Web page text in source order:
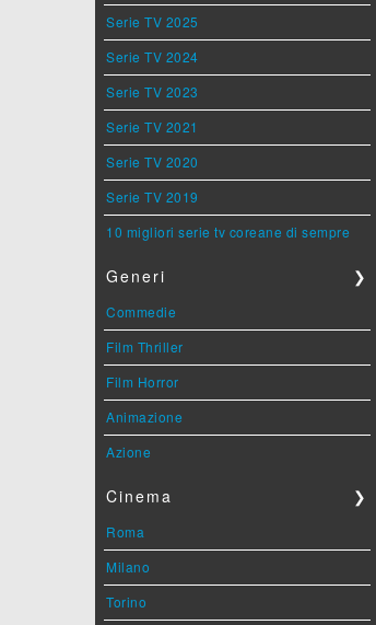
Serie TV 2025
Serie TV 2024
Serie TV 2023
Serie TV 2021
Serie TV 2020
Serie TV 2019
10 migliori serie tv coreane di sempre
Generi ❯
Commedie
Film Thriller
Film Horror
Animazione
Azione
Cinema ❯
Roma
Milano
Torino